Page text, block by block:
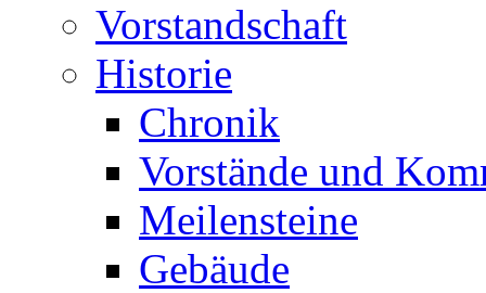
Vorstandschaft
Historie
Chronik
Vorstände und
Meilensteine
Gebäude